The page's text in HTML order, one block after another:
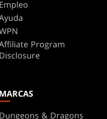
Empleo
Program
Disclosure
MARCAS
Dungeons & Dragons